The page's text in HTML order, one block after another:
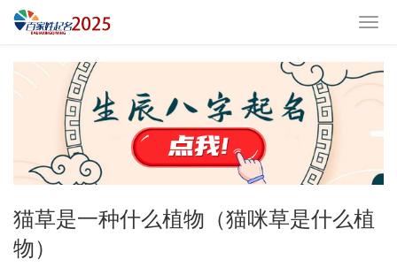
猫草是一种什么植物（猫咪草是什么植
物）